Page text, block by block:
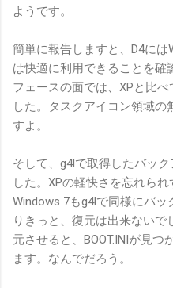
ようです。
簡単に報告しますと、D4に
は快適に利用できることを確
フェースの面では、XPと比
した。タスクアイコン領域
すよ。
そして、g4lで取得したバッ
した。XPの軽快さを忘れら
Windows 7もg4lで同様にバ
りきっと、復元は出来ないで
元させると、BOOT.INIが見つ
ます。なんでだろう。